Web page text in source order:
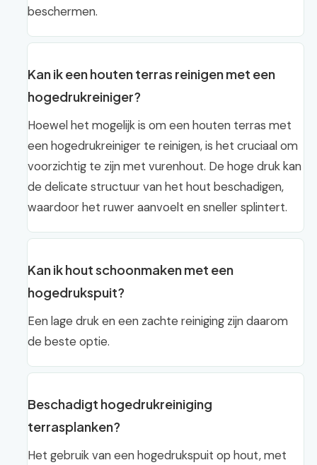
beschermen.
Kan ik een houten terras reinigen met een
hogedrukreiniger?
Hoewel het mogelijk is om een houten terras met
een hogedrukreiniger te reinigen, is het cruciaal om
voorzichtig te zijn met vurenhout. De hoge druk kan
de delicate structuur van het hout beschadigen,
waardoor het ruwer aanvoelt en sneller splintert.
Kan ik hout schoonmaken met een
hogedrukspuit?
Een lage druk en een zachte reiniging zijn daarom
de beste optie.
Beschadigt hogedrukreiniging
terrasplanken?
Het gebruik van een hogedrukspuit op hout, met